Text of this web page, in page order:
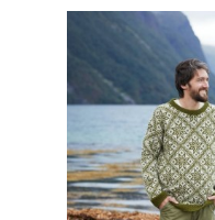
LES MER